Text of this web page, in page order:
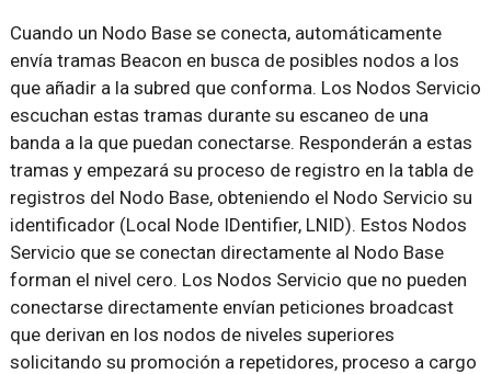
Cuando un Nodo Base se conecta, automáticamente
envía tramas Beacon en busca de posibles nodos a los
que añadir a la subred que conforma. Los Nodos Servicio
escuchan estas tramas durante su escaneo de una
banda a la que puedan conectarse. Responderán a estas
tramas y empezará su proceso de registro en la tabla de
registros del Nodo Base, obteniendo el Nodo Servicio su
identificador (Local Node IDentifier, LNID). Estos Nodos
Servicio que se conectan directamente al Nodo Base
forman el nivel cero. Los Nodos Servicio que no pueden
conectarse directamente envían peticiones broadcast
que derivan en los nodos de niveles superiores
solicitando su promoción a repetidores, proceso a cargo